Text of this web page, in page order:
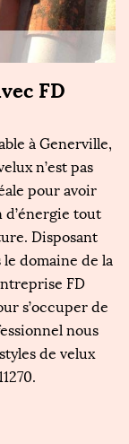
FD
à Generville,
n’est pas
pour avoir
tout
Disposant
domaine de la
FD
s’occuper de
nous
de velux